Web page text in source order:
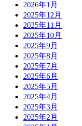
2026年1月
2025年12月
2025年11月
2025年10月
2025年9月
2025年8月
2025年7月
2025年6月
2025年5月
2025年4月
2025年3月
2025年2月